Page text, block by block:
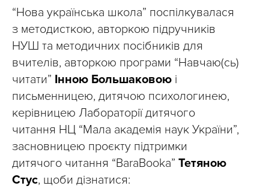
“Нова українська школа” поспілкувалася
з методисткою, авторкою підручників
НУШ та методичних посібників для
вчителів, авторкою програми “Навчаю(сь)
читати” Інною Большаковою і
письменницею, дитячою психологинею,
керівницею Лабораторії дитячого
читання НЦ “Мала академія наук України”,
засновницею проєкту підтримки
дитячого читання “BaraBooka” Тетяною
Стус, щоби дізнатися: